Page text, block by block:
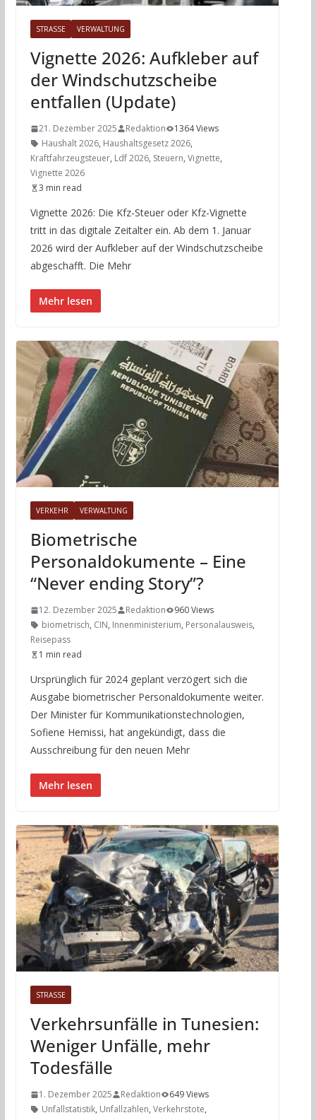
STRASSE VERWALTUNG
Vignette 2026: Aufkleber auf
der Windschutzscheibe
entfallen (Update)
21. Dezember 2025 Redaktion
1364 Views
Haushalt 2026, Haushaltsgesetz 2026,
Kraftfahrzeugsteuer, Ldf 2026, Steuern, Vignette,
Vignette 2026
3 min read
Vignette 2026: Die Kfz-Steuer oder Kfz-Vignette
tritt in das digitale Zeitalter ein. Ab dem 1. Januar
2026 wird der Aufkleber auf der Windschutzscheibe
abgeschafft. Die Mehr
Mehr lesen
VERKEHR VERWALTUNG
Biometrische
Personaldokumente – Eine
“Never ending Story”?
12. Dezember 2025 Redaktion
960 Views
biometrisch, CIN, Innenministerium, Personalausweis,
Reisepass
1 min read
Ursprünglich für 2024 geplant verzögert sich die
Ausgabe biometrischer Personaldokumente weiter.
Der Minister für Kommunikationstechnologien,
Sofiene Hemissi, hat angekündigt, dass die
Ausschreibung für den neuen Mehr
Mehr lesen
STRASSE
Verkehrsunfälle in Tunesien:
Weniger Unfälle, mehr
Todesfälle
1. Dezember 2025 Redaktion
649 Views
Unfallstatistik, Unfallzahlen, Verkehrstote,